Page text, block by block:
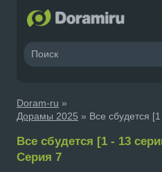
Doram-ru »
Дорамы 2025 » Все сбудется
Все сбудется [1 - 13
Серия 7